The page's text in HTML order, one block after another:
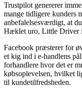
Trustpilot genererer
mange tidligere kunders
anbefalelsesværdigt, at
Hæklet uro, Little Driver
Facebook præsterer for
et kig ind i e-handlens
forhandlere hvor det er
købsoplevelsen, hvilket
til kundetilfredsheden.